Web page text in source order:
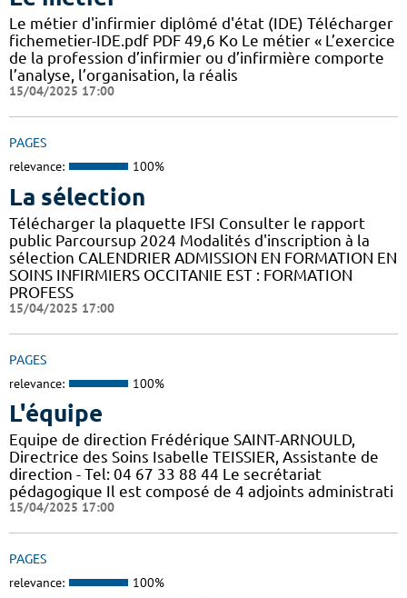
Le métier d'infirmier diplômé d'état (IDE) Télécharger
fichemetier-IDE.pdf PDF 49,6 Ko Le métier « L’exercice
de la profession d’infirmier ou d’infirmière comporte
l’analyse, l’organisation, la réalis
15/04/2025 17:00
PAGES
relevance: 100%
La sélection
Télécharger la plaquette IFSI Consulter le rapport
public Parcoursup 2024 Modalités d'inscription à la
sélection CALENDRIER ADMISSION EN FORMATION EN
SOINS INFIRMIERS OCCITANIE EST : FORMATION
PROFESS
15/04/2025 17:00
PAGES
relevance: 100%
L'équipe
Equipe de direction Frédérique SAINT-ARNOULD,
Directrice des Soins Isabelle TEISSIER, Assistante de
direction - Tel: 04 67 33 88 44 Le secrétariat
pédagogique Il est composé de 4 adjoints administrati
15/04/2025 17:00
PAGES
relevance: 100%